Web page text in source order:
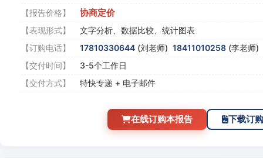
【报告价格】
协商定价
【表现形式】
文字分析、数据比较、统计图表
【订购电话】
17810330644 (刘老师) 18411010258 (李老师)
【交付时间】
3-5个工作日
【交付方式】
特快专递 + 电子邮件
在线订购本报告 下载订